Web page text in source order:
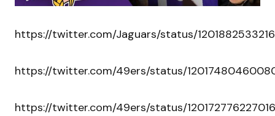
https://twitter.com/Jaguars/status/
https://twitter.com/49ers/status/
https://twitter.com/49ers/status/